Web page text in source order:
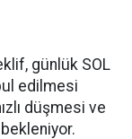
günlük SOL
edilmesi
düşmesi ve